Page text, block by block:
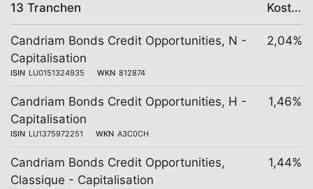
13 Tranchen Kosten
Candriam Bonds Credit Opportunities, N -
Capitalisation
ISIN LU0151324935 WKN 812874
2,04%
Candriam Bonds Credit Opportunities, H -
Capitalisation
ISIN LU1375972251 WKN A3C0CH
1,46%
Candriam Bonds Credit Opportunities,
Classique - Capitalisation
1,44%